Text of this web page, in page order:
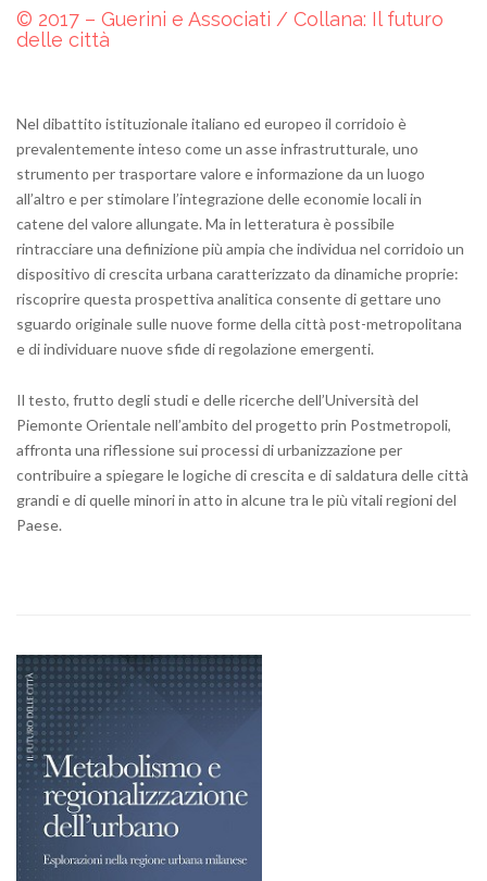
© 2017 – Guerini e Associati / Collana: Il futuro
delle città
Nel dibattito istituzionale italiano ed europeo il corridoio è
prevalentemente inteso come un asse infrastrutturale, uno
strumento per trasportare valore e informazione da un luogo
all’altro e per stimolare l’integrazione delle economie locali in
catene del valore allungate. Ma in letteratura è possibile
rintracciare una definizione più ampia che individua nel corridoio un
dispositivo di crescita urbana caratterizzato da dinamiche proprie:
riscoprire questa prospettiva analitica consente di gettare uno
sguardo originale sulle nuove forme della città post-metropolitana
e di individuare nuove sfide di regolazione emergenti.
Il testo, frutto degli studi e delle ricerche dell’Università del
Piemonte Orientale nell’ambito del progetto prin Postmetropoli,
affronta una riflessione sui processi di urbanizzazione per
contribuire a spiegare le logiche di crescita e di saldatura delle città
grandi e di quelle minori in atto in alcune tra le più vitali regioni del
Paese.